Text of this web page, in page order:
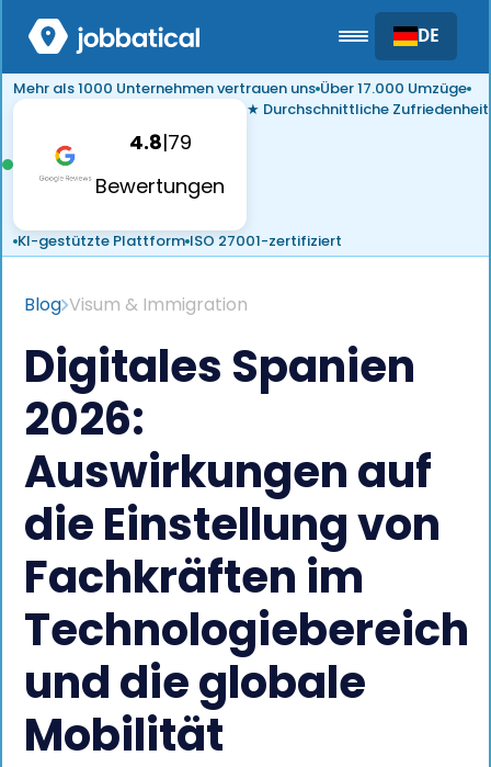
DE
Mehr als 1000 Unternehmen vertrauen uns Über 17.000 Umzüge
4.8|79
Bewertungen
★ Durchschnittliche Zufriedenheit
KI-gestützte Plattform ISO 27001-zertifiziert
Blog Visum & Immigration
Digitales Spanien
2026:
Auswirkungen auf
die Einstellung von
Fachkräften im
Technologiebereich
und die globale
Mobilität